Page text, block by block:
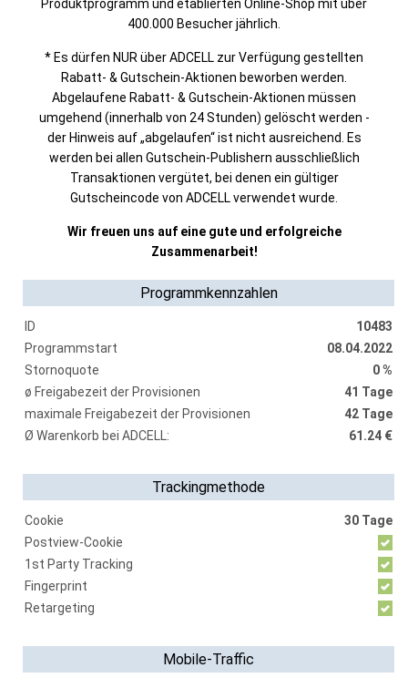
Produktprogramm und etablierten Online-Shop mit über
400.000 Besucher jährlich.
* Es dürfen NUR über ADCELL zur Verfügung gestellten
Rabatt- & Gutschein-Aktionen beworben werden.
Abgelaufene Rabatt- & Gutschein-Aktionen müssen
umgehend (innerhalb von 24 Stunden) gelöscht werden -
der Hinweis auf „abgelaufen“ ist nicht ausreichend. Es
werden bei allen Gutschein-Publishern ausschließlich
Transaktionen vergütet, bei denen ein gültiger
Gutscheincode von ADCELL verwendet wurde.
Wir freuen uns auf eine gute und erfolgreiche
Zusammenarbeit!
Programmkennzahlen
ID
10483
Programmstart
08.04.2022
Stornoquote
0 %
ø Freigabezeit der Provisionen
41 Tage
maximale Freigabezeit der Provisionen
42 Tage
Ø Warenkorb bei ADCELL:
61.24 €
Trackingmethode
Cookie
30 Tage
Postview-Cookie
1st Party Tracking
Fingerprint
Retargeting
Mobile-Traffic